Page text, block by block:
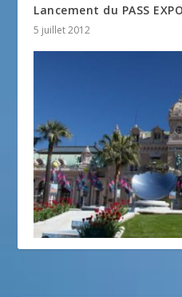
Lancement du PASS
5 juillet 2012